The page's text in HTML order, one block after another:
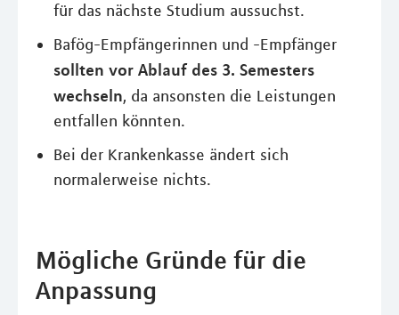
für das nächste Studium aussuchst.
Bafög-Empfängerinnen und -Empfänger
sollten vor Ablauf des 3. Semesters
wechseln, da ansonsten die Leistungen
entfallen könnten.
Bei der Krankenkasse ändert sich
normalerweise nichts.
Mögliche Gründe für die
Anpassung